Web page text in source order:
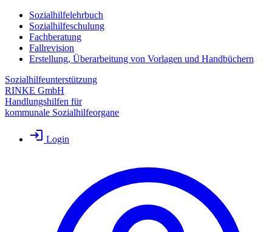
Sozialhilfelehrbuch
Sozialhilfeschulung
Fachberatung
Fallrevision
Erstellung, Überarbeitung von Vorlagen und Handbüchern
Sozialhilfeunterstützung
RINKE GmbH
Handlungshilfen für
kommunale Sozialhilfeorgane
Login